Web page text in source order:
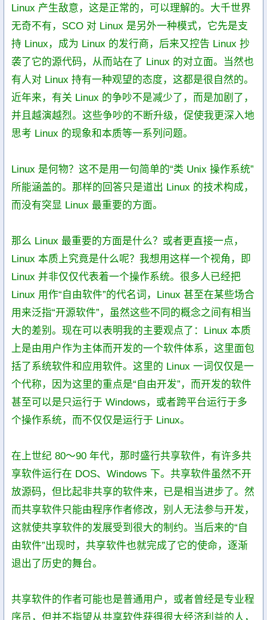
Linux 产生敌意，这是正常的，可以理解的。大千世界
无奇不有，SCO 对 Linux 是另外一种模式，它先是支
持 Linux，成为 Linux 的发行商，后来又控告 Linux 抄
袭了它的源代码，从而站在了 Linux 的对立面。当然也
有人对 Linux 持有一种观望的态度，这都是很自然的。
近年来，有关 Linux 的争吵不是减少了，而是加剧了，
并且越演越烈。这些争吵的不断升级，促使我更深入地
思考 Linux 的现象和本质等一系列问题。
Linux 是何物？这不是用一句简单的“类 Unix 操作系统”
所能涵盖的。那样的回答只是道出 Linux 的技术构成，
而没有突显 Linux 最重要的方面。
那么 Linux 最重要的方面是什么？或者更直接一点，
Linux 本质上究竟是什么呢？我想用这样一个视角，即
Linux 并非仅仅代表着一个操作系统。很多人已经把
Linux 用作“自由软件”的代名词，Linux 甚至在某些场合
用来泛指“开源软件”，虽然这些不同的概念之间有相当
大的差别。现在可以表明我的主要观点了：Linux 本质
上是由用户作为主体而开发的一个软件体系，这里面包
括了系统软件和应用软件。这里的 Linux 一词仅仅是一
个代称，因为这里的重点是“自由开发”，而开发的软件
甚至可以是只运行于 Windows，或者跨平台运行于多
个操作系统，而不仅仅是运行于 Linux。
在上世纪 80～90 年代，那时盛行共享软件，有许多共
享软件运行在 DOS、Windows 下。共享软件虽然不开
放源码，但比起非共享的软件来，已是相当进步了。然
而共享软件只能由程序作者修改，别人无法参与开发，
这就使共享软件的发展受到很大的制约。当后来的“自
由软件”出现时，共享软件也就完成了它的使命，逐渐
退出了历史的舞台。
共享软件的作者可能也是普通用户，或者曾经是专业程
序员，但并不指望从共享软件获得很大经济利益的人，